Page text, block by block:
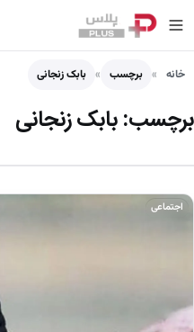
خانه برچسب بابک زنجانی
برچسب:بابک زنجانی
اجتماعی